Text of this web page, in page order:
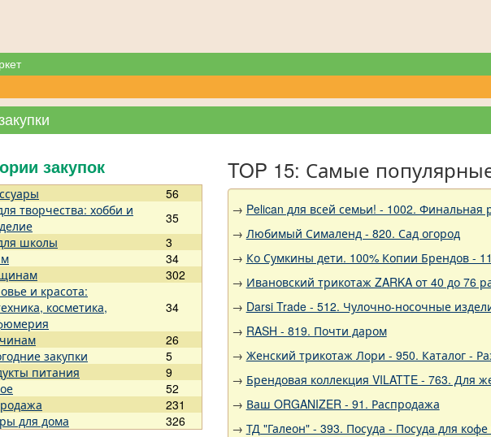
закупок
56
творчества: хобби и
35
школы
3
34
302
и красота:
косметика,
34
26
закупки
5
питания
9
52
231
для дома
326
TOP 15: Самые
→ Pelican для всей семьи! - 1002.
→ Любимый Сималенд - 820. Сад огород
→ Ко Сумкины дети. 100% Копии Брендов -
→ Ивановский трикотаж ZARKA от 40 до 76
→ Darsi Trade - 512. Чулочно-носочные
→ RASH - 819. Почти даром
→ Женский трикотаж Лори - 950. Каталог -
→ Брендовая коллекция VILATTE - 763. Для
→ Ваш ORGANIZER - 91. Распродажа
→ ТД "Галеон" - 393. Посуда - Посуда для